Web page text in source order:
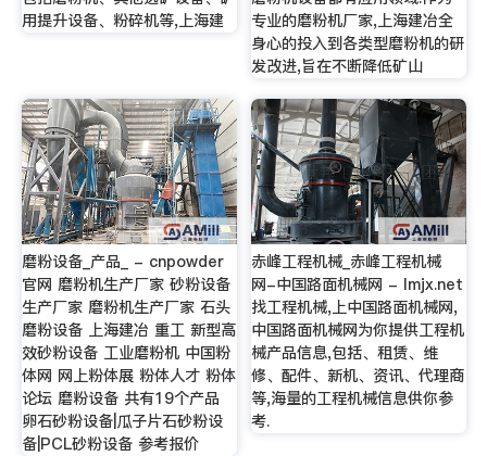
用提升设备、粉碎机等,上海建
专业的磨粉机厂家,上海建冶全
身心的投入到各类型磨粉机的研
发改进,旨在不断降低矿山
磨粉设备_产品_ - cnpowder
官网 磨粉机生产厂家 砂粉设备
生产厂家 磨粉机生产厂家 石头
磨粉设备 上海建冶 重工 新型高
效砂粉设备 工业磨粉机 中国粉
体网 网上粉体展 粉体人才 粉体
论坛 磨粉设备 共有19个产品
卵石砂粉设备|瓜子片石砂粉设
备|PCL砂粉设备 参考报价
赤峰工程机械_赤峰工程机械
网-中国路面机械网 - lmjx.net
找工程机械,上中国路面机械网,
中国路面机械网为你提供工程机
械产品信息,包括、租赁、维
修、配件、新机、资讯、代理商
等,海量的工程机械信息供你参
考.